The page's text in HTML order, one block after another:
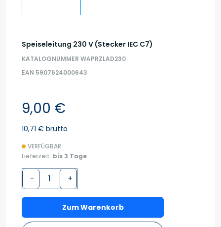
Speiseleitung 230 V (Stecker IEC C7)
KATALOGNUMMER WAPRZLAD230
EAN 5907624000643
9,00 €
10,71 € brutto
VERFÜGBAR
Lieferzeit: bis 3 Tage
- +
Zum Warenkorb